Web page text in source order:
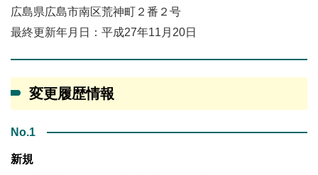
広島県広島市南区荒神町２番２号
最終更新年月日：平成27年11月20日
変更履歴情報
No.1
新規